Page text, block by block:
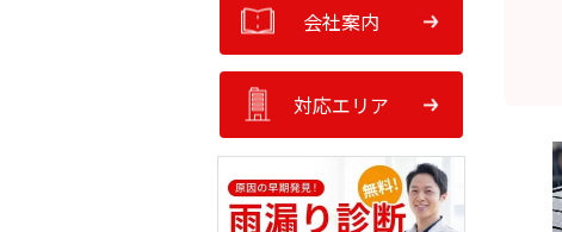
会社案内
対応エリア